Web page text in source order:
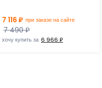
7 116 ₽ при заказе на сайте
7 490 ₽
хочу купить за 6 966 ₽